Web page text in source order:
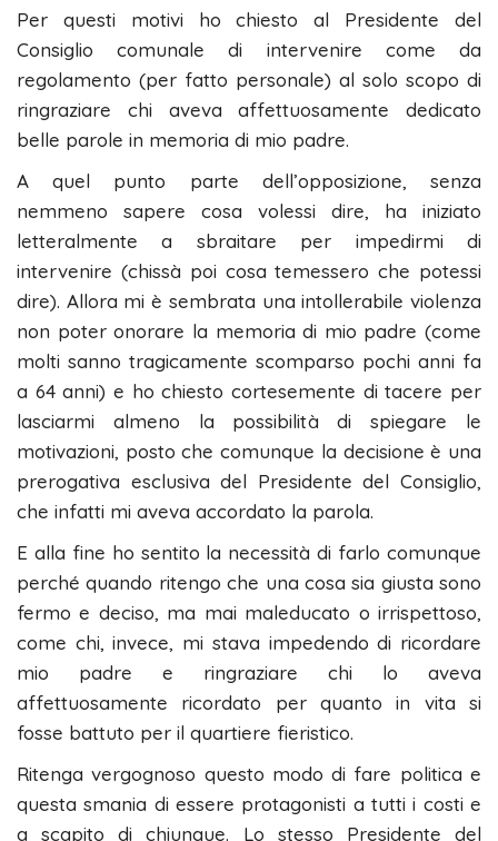
Per questi motivi ho chiesto al Presidente del
Consiglio comunale di intervenire come da
regolamento (per fatto personale) al solo scopo di
ringraziare chi aveva affettuosamente dedicato
belle parole in memoria di mio padre.
A quel punto parte dell’opposizione, senza
nemmeno sapere cosa volessi dire, ha iniziato
letteralmente a sbraitare per impedirmi di
intervenire (chissà poi cosa temessero che potessi
dire). Allora mi è sembrata una intollerabile violenza
non poter onorare la memoria di mio padre (come
molti sanno tragicamente scomparso pochi anni fa
a 64 anni) e ho chiesto cortesemente di tacere per
lasciarmi almeno la possibilità di spiegare le
motivazioni, posto che comunque la decisione è una
prerogativa esclusiva del Presidente del Consiglio,
che infatti mi aveva accordato la parola.
E alla fine ho sentito la necessità di farlo comunque
perché quando ritengo che una cosa sia giusta sono
fermo e deciso, ma mai maleducato o irrispettoso,
come chi, invece, mi stava impedendo di ricordare
mio padre e ringraziare chi lo aveva
affettuosamente ricordato per quanto in vita si
fosse battuto per il quartiere fieristico.
Ritenga vergognoso questo modo di fare politica e
questa smania di essere protagonisti a tutti i costi e
a scapito di chiunque. Lo stesso Presidente del